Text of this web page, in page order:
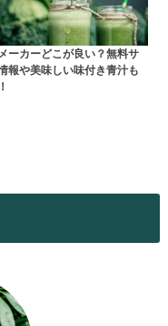
ーカーどこが良い？無料サ
報や美味しい味付き青汁も